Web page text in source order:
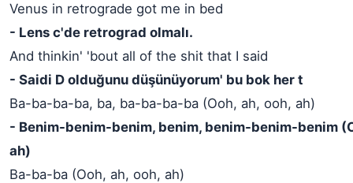
Venus in retrograde got me in bed
- Lens c'de retrograd olmalı.
And thinkin' 'bout all of the shit that I said
- Saidi D olduğunu düşünüyorum' bu bok her t
Ba-ba-ba-ba, ba, ba-ba-ba-ba (Ooh, ah, ooh, ah)
- Benim-benim-benim, benim, benim-benim-benim
ah)
Ba-ba-ba (Ooh, ah, ooh, ah)